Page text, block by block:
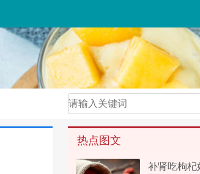
热点图文
补肾吃枸杞